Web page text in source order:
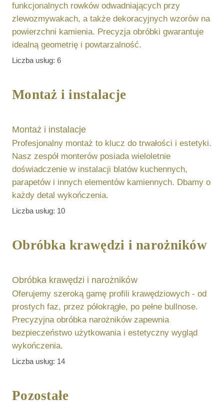
funkcjonalnych rowków odwadniających przy
zlewozmywakach, a także dekoracyjnych wzorów na
powierzchni kamienia. Precyzja obróbki gwarantuje
idealną geometrię i powtarzalność.
Liczba usług: 6
Montaż i instalacje
Montaż i instalacje
Profesjonalny montaż to klucz do trwałości i estetyki.
Nasz zespół monterów posiada wieloletnie
doświadczenie w instalacji blatów kuchennych,
parapetów i innych elementów kamiennych. Dbamy o
każdy detal wykończenia.
Liczba usług: 10
Obróbka krawędzi i narożników
Obróbka krawędzi i narożników
Oferujemy szeroką gamę profili krawędziowych - od
prostych faz, przez półokrągłe, po pełne bullnose.
Precyzyjna obróbka narożników zapewnia
bezpieczeństwo użytkowania i estetyczny wygląd
wykończenia.
Liczba usług: 14
Pozostałe